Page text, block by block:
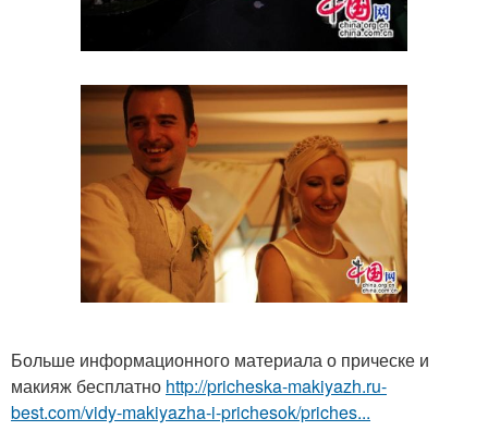
Больше информационного материала о прическе и
макияж бесплатно http://pricheska-makiyazh.ru-
best.com/vidy-makiyazha-i-prichesok/priches...